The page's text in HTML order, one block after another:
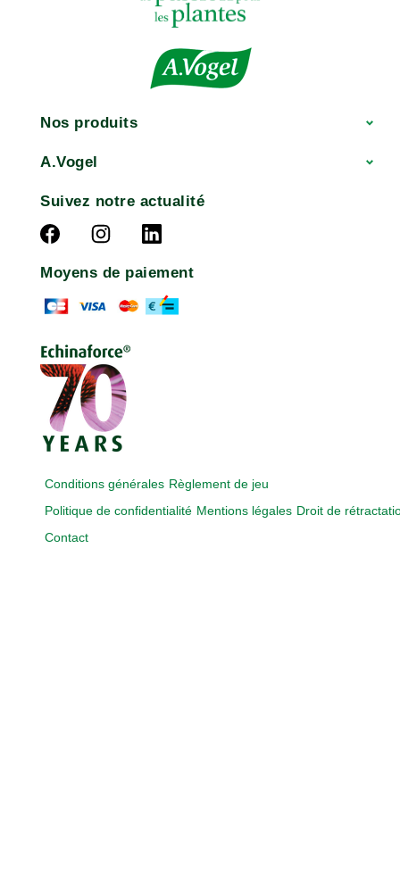
Nos produits
A.Vogel
Suivez notre actualité
Moyens de paiement
Conditions générales Règlement de jeu
Politique de confidentialité Mentions légales Droit de
Contact